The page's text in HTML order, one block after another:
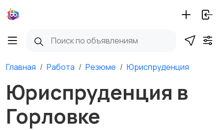
Главная Работа Резюме Юриспруденция
Юриспруденция в
Горловке